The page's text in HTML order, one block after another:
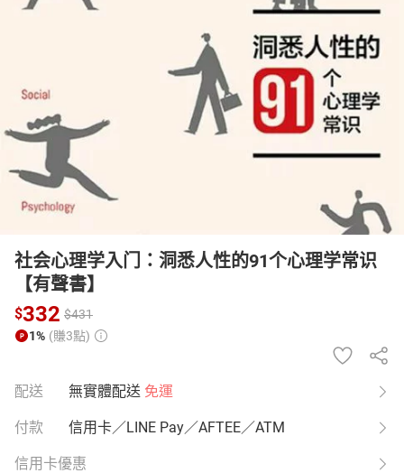
化妝保養 情趣用品
日本購物
社会心理学入门：洞悉人性的91个心理学常识
【有聲書】
$332 $431
1% (賺3點)
配送 無實體配送 免運
付款 信用卡／LINE Pay／AFTEE／ATM
信用卡優惠